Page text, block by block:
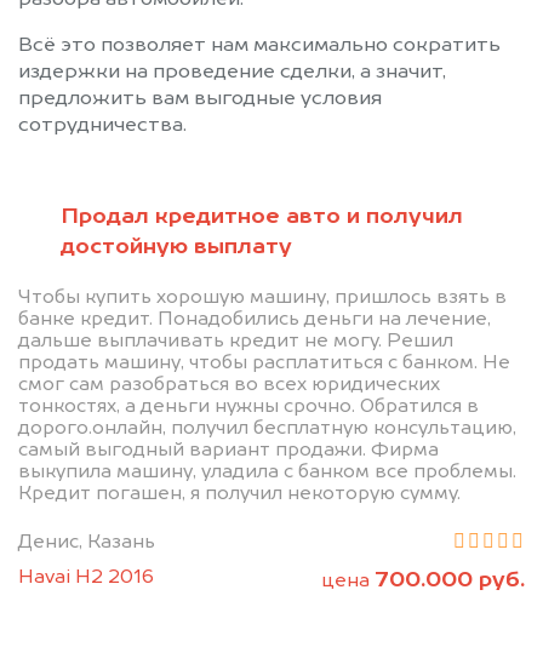
Продал кредитное авто и получил
достойную выплату
Чтобы купить хорошую машину, пришлось взять в
банке кредит. Понадобились деньги на лечение,
дальше выплачивать кредит не могу. Решил
продать машину, чтобы расплатиться с банком. Не
смог сам разобраться во всех юридических
тонкостях, а деньги нужны срочно. Обратился в
дорого.онлайн, получил бесплатную консультацию,
самый выгодный вариант продажи. Фирма
выкупила машину, уладила с банком все проблемы.
Кредит погашен, я получил некоторую сумму.
Денис, Казань
Havai H2 2016
цена 700.000 руб.
Всё это позволяет нам максимально сократить
издержки на проведение сделки, а значит,
предложить вам выгодные условия
сотрудничества.
Позвоните нам: 8 (800)
551-81-15
Мы проконсультируем вас и
рассчитаем стоимость вашего
автомобиля.